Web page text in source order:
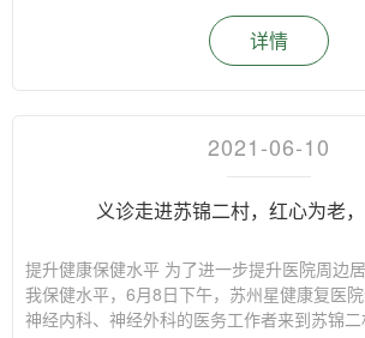
“安全生产月”活动的通知”（苏政民办【2021
EHSQ领导的指导下，苏州星健项目公司组织
识，防患未然”为主题的“夏季消防演练”及“安
指导演练工作。 本次活动由来自星健康复医
结合各车间的实际情况，认真细致地制定了此
认真细致制定演练活动方案演练1“夏季消防演
着演练总指挥的一声令下，警报拉响，演练正
房护士在巡视病房时发现一病房内有浓烟冒
详情
2021-06-10
义诊走进苏锦二村，红心为老
提升健康保健水平 为了进一步提升医院周边
我保健水平，6月8日下午，苏州星健康复医院
神经内科、神经外科的医务工作者来到苏锦